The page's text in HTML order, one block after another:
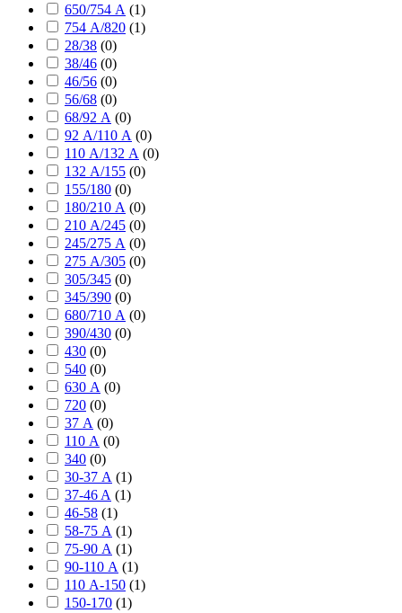
650/754 А (1)
754 А/820 (1)
28/38 (0)
38/46 (0)
46/56 (0)
56/68 (0)
68/92 А (0)
92 А/110 А (0)
110 А/132 А (0)
132 А/155 (0)
155/180 (0)
180/210 А (0)
210 А/245 (0)
245/275 А (0)
275 А/305 (0)
305/345 (0)
345/390 (0)
680/710 А (0)
390/430 (0)
430 (0)
540 (0)
630 А (0)
720 (0)
37 А (0)
110 А (0)
340 (0)
30-37 А (1)
37-46 A (1)
46-58 (1)
58-75 А (1)
75-90 А (1)
90-110 А (1)
110 А-150 (1)
150-170 (1)